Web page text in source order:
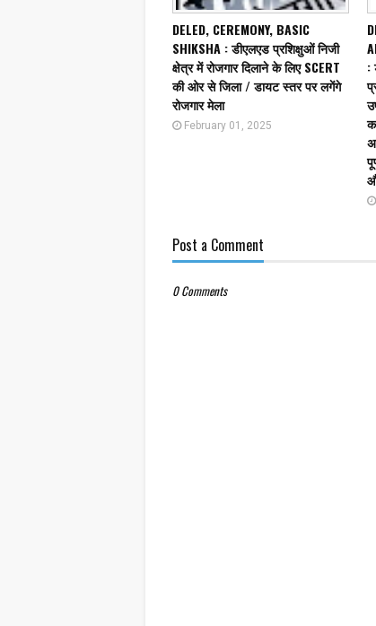
DELED, CEREMONY, BASIC
SHIKSHA : डीएलएड प्रशिक्षुओं निजी
क्षेत्र में रोजगार दिलाने के लिए SCERT
की ओर से जिला / डायट स्तर पर लगेंगे
रोजगार मेला
February 01, 2025
:
Post a Comment
0 Comments